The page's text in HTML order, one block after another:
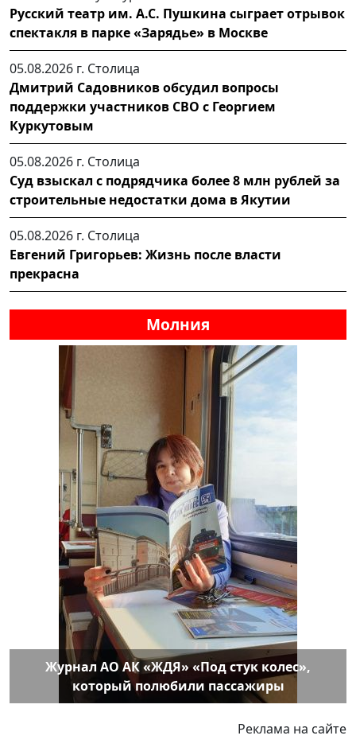
Русский театр им. А.С. Пушкина сыграет отрывок
спектакля в парке «Зарядье» в Москве
05.08.2026 г. Столица
Дмитрий Садовников обсудил вопросы
поддержки участников СВО с Георгием
Куркутовым
05.08.2026 г. Столица
Суд взыскал с подрядчика более 8 млн рублей за
строительные недостатки дома в Якутии
05.08.2026 г. Столица
Евгений Григорьев: Жизнь после власти
прекрасна
Молния
Журнал АО АК «ЖДЯ» «Под стук колес»,
который полюбили пассажиры
Реклама на сайте